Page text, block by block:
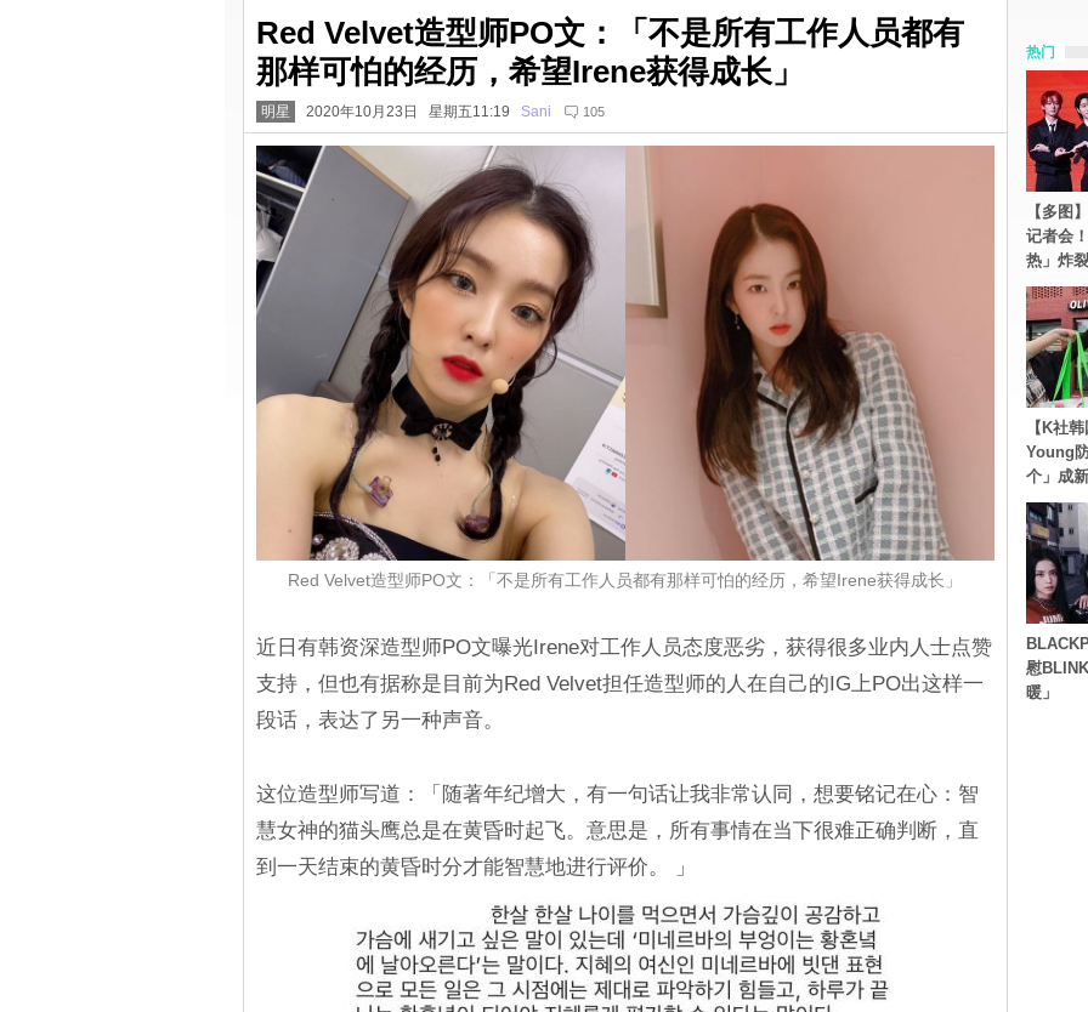
Red Velvet造型师PO文：「不是所有工作人员都有
那样可怕的经历，希望Irene获得成长」
明星 2020年10月23日 星期五11:19 Sani 105
Red Velvet造型师PO文：「不是所有工作人员都有那样可怕的经历，希望Irene获得成长」
近日有韩资深造型师PO文曝光Irene对工作人员态度恶劣，获得很多业内人士点赞
支持，但也有据称是目前为Red Velvet担任造型师的人在自己的IG上PO出这样一
段话，表达了另一种声音。
这位造型师写道：「随著年纪增大，有一句话让我非常认同，想要铭记在心：智
慧女神的猫头鹰总是在黄昏时起飞。意思是，所有事情在当下很难正确判断，直
到一天结束的黄昏时分才能智慧地进行评价。 」
热门
【多图
记者会
热」炸
【K社
Young
个」成
慰
暖」